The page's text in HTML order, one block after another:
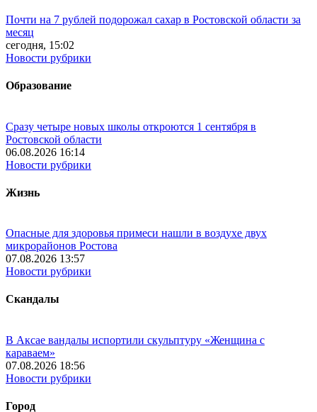
Почти на 7 рублей подорожал сахар в Ростовской области за
месяц
сегодня, 15:02
Новости рубрики
Образование
Сразу четыре новых школы откроются 1 сентября в
Ростовской области
06.08.2026 16:14
Новости рубрики
Жизнь
Опасные для здоровья примеси нашли в воздухе двух
микрорайонов Ростова
07.08.2026 13:57
Новости рубрики
Скандалы
В Аксае вандалы испортили скульптуру «Женщина с
караваем»
07.08.2026 18:56
Новости рубрики
Город